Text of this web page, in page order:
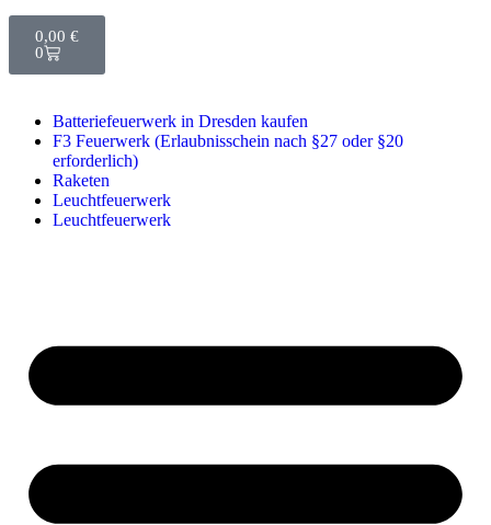
0,00 €
0
Batteriefeuerwerk in Dresden kaufen
F3 Feuerwerk (Erlaubnisschein nach §27 oder §20
erforderlich)
Raketen
Leuchtfeuerwerk
Leuchtfeuerwerk